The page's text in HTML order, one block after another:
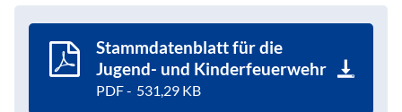
Stammdatenblatt für die
Jugend- und Kinderfeuerwehr
531,29 KB